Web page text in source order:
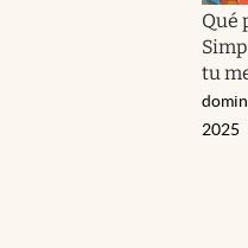
Qué
tu
2025